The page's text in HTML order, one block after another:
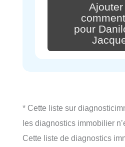
Ajouter
pour
* Cette liste sur
les diagnostics immobilier
Cette liste de diagnostics